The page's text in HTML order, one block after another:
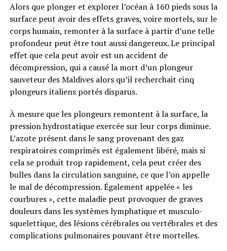
Alors que plonger et explorer l’océan à 160 pieds sous la
surface peut avoir des effets graves, voire mortels, sur le
corps humain, remonter à la surface à partir d’une telle
profondeur peut être tout aussi dangereux. Le principal
effet que cela peut avoir est un accident de
décompression, qui a causé la mort d’un plongeur
sauveteur des Maldives alors qu’il recherchait cinq
plongeurs italiens portés disparus.
À mesure que les plongeurs remontent à la surface, la
pression hydrostatique exercée sur leur corps diminue.
L’azote présent dans le sang provenant des gaz
respiratoires comprimés est également libéré, mais si
cela se produit trop rapidement, cela peut créer des
bulles dans la circulation sanguine, ce que l’on appelle
le mal de décompression. Également appelée « les
courbures », cette maladie peut provoquer de graves
douleurs dans les systèmes lymphatique et musculo-
squelettique, des lésions cérébrales ou vertébrales et des
complications pulmonaires pouvant être mortelles.